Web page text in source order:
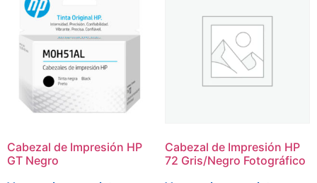
Cabezal de Impresión HP
GT Negro
Cabezal de Impresión HP
72 Gris/Negro Fotográfico